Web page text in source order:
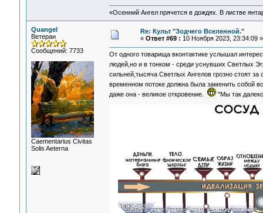
«Осенний Ангел прячется в дождях. В листве
Quangel
Ветеран
Сообщений: 7733
Сaementarius Civitas
Solis Aeterna
Re: Культ "Зодчего Вселенной."
« Ответ #69 : 10 Ноября 2023, 23:34:09 »
От одного товарища вконтактике услышал
людей,но и в тонком - среди уснувших Светлых
сильней,тысяча Светлых Ангелов грозно стоят
временном потоке должна была заменить собой
даже она - великое откровение.
"Мы так